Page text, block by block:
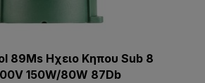
89Ms Ηχειο Κηπου Sub 8
150W/80W 87Db